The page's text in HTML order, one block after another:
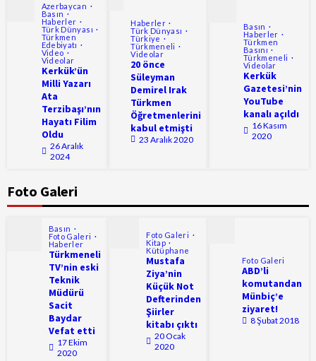
Azerbaycan
Basın
Haberler
Türk Dünyası
Türkmen
Edebiyatı
Video
Videolar
Kerkük’ün
Milli Yazarı
Ata
Terzibaşı’nın
Hayatı Filim
Oldu
26 Aralık
2024
Haberler
Türk Dünyası
Türkiye
Türkmeneli
Videolar
20 önce
Süleyman
Demirel Irak
Türkmen
Öğretmenlerini
kabul etmişti
23 Aralık 2020
Basın
Haberler
Türkmen
Basını
Türkmeneli
Videolar
Kerkük
Gazetesi’nin
YouTube
kanalı açıldı
16 Kasım
2020
Foto Galeri
Basın
Foto Galeri
Haberler
Türkmeneli
TV’nin eski
Teknik
Müdürü
Sacit
Baydar
Vefat etti
17 Ekim
2020
Foto Galeri
Kitap
Kütüphane
Mustafa
Ziya’nin
Küçük Not
Defterinden
Şiirler
kitabı çıktı
20 Ocak
2020
Foto Galeri
ABD’li
komutandan
Münbiç’e
ziyaret!
8 Şubat 2018